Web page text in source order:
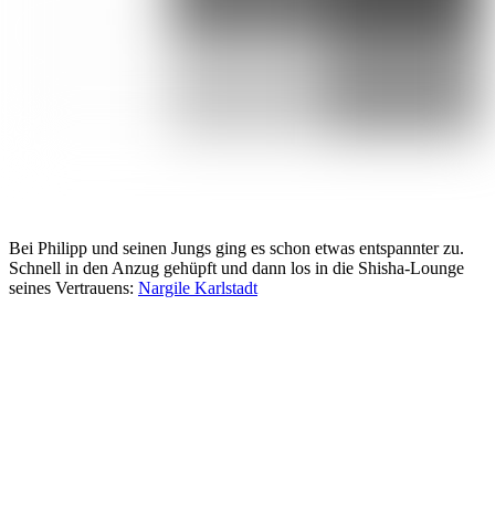
Bei Philipp und seinen Jungs ging es schon etwas entspannter zu.
Schnell in den Anzug gehüpft und dann los in die Shisha-Lounge
seines Vertrauens: Nargile Karlstadt